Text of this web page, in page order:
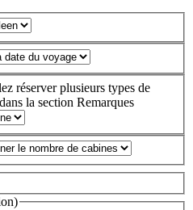
réserver plusieurs types de
la section Remarques